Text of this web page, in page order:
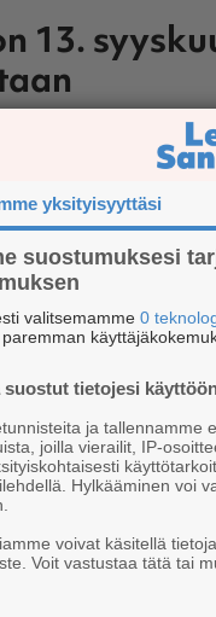
13.
Rus­ka­ma­ra­ton
jos­sa
Le­vin kylä
jär­jes­tää kit­ti­lä­läi­nen
yksityisyyttäsi
suostumuksesi
valitsemamme 0
suostut tietojesi
ja tallennamme
joilla vierailit, IP-
Hylkääminen voi
voivat käsitellä
Voit vastustaa tätä tai